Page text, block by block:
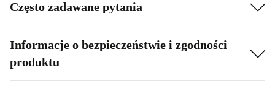
Często zadawane pytania
Informacje o bezpieczeństwie i zgodności
produktu